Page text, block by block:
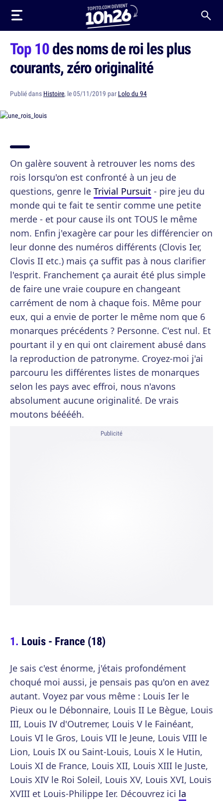
Top 10des noms de roi les plus
courants, zéro originalité
Publié dans Histoire, le 05/11/2019 par Lolo du 94
On galère souvent à retrouver les noms des
rois lorsqu'on est confronté à un jeu de
questions, genre le Trivial Pursuit - pire jeu du
monde qui te fait te sentir comme une petite
merde - et pour cause ils ont TOUS le même
nom. Enfin j'exagère car pour les différencier on
leur donne des numéros différents (Clovis Ier,
Clovis II etc.) mais ça suffit pas à nous clarifier
l'esprit. Franchement ça aurait été plus simple
de faire une vraie coupure en changeant
carrément de nom à chaque fois. Même pour
eux, qui a envie de porter le même nom que 6
monarques précédents ? Personne. C'est nul. Et
pourtant il y en qui ont clairement abusé dans
la reproduction de patronyme. Croyez-moi j'ai
parcouru les différentes listes de monarques
selon les pays avec effroi, nous n'avons
absolument aucune originalité. De vrais
moutons bééééh.
Publicité
Louis - France (18)
Je sais c'est énorme, j'étais profondément
choqué moi aussi, je pensais pas qu'on en avez
autant. Voyez par vous même : Louis Ier le
Pieux ou le Débonnaire, Louis II Le Bègue, Louis
III, Louis IV d'Outremer, Louis V le Fainéant,
Louis VI le Gros, Louis VII le Jeune, Louis VIII le
Lion, Louis IX ou Saint-Louis, Louis X le Hutin,
Louis XI de France, Louis XII, Louis XIII le Juste,
Louis XIV le Roi Soleil, Louis XV, Louis XVI, Louis
XVIII et Louis-Philippe Ier. Découvrez ici la